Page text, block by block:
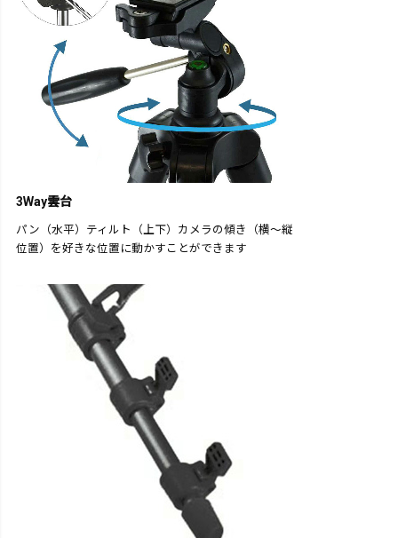
3Way雲台
パン（水平）ティルト（上下）カメラの傾き（横～縦
位置）を好きな位置に動かすことができます